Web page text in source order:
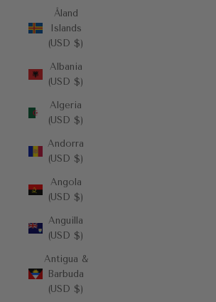
Åland
Islands
(USD $)
Albania
(USD $)
Algeria
(USD $)
Andorra
(USD $)
Angola
(USD $)
Anguilla
(USD $)
Antigua &
Barbuda
(USD $)